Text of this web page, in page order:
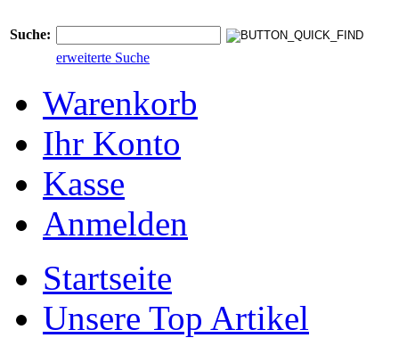
Suche:
erweiterte Suche
Warenkorb
Ihr Konto
Kasse
Anmelden
Startseite
Unsere Top Artikel